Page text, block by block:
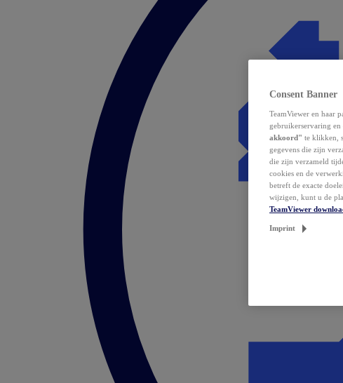
Consent Banner
TeamViewer en haar
gebruikerservaring en
akkoord" te klikken,
gegevens die zijn
die zijn verzameld
cookies en de
betreft de exacte
wijzigen, kunt u de
TeamViewer
Imprint